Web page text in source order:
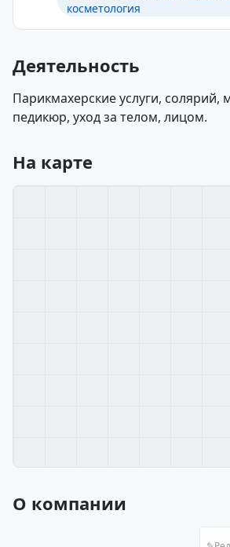
косметология
Деятельность
Парикмахерские услуги, солярий,
педикюр, уход за телом, лицом.
На карте
О компании